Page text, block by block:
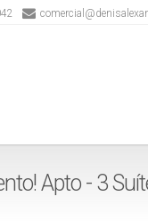
Apto - 3